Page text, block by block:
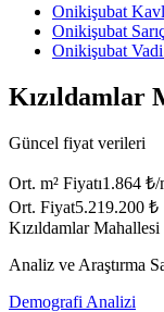
Onikişubat
Onikişubat
Onikişubat Vadi
Kızıldamlar
Güncel fiyat verileri
Ort. m² Fiyatı1.864 ₺/
Ort. Fiyat5.219.200 ₺
Kızıldamlar Mahallesi
Analiz ve Araştırma
Demografi Analizi